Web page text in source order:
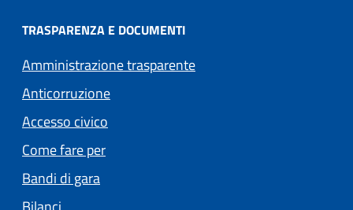
TRASPARENZA E DOCUMENTI
Amministrazione trasparente
Anticorruzione
Accesso civico
Come fare per
Bandi di gara